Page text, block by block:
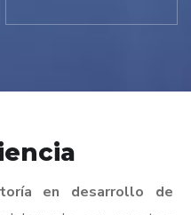
en desarrollo de